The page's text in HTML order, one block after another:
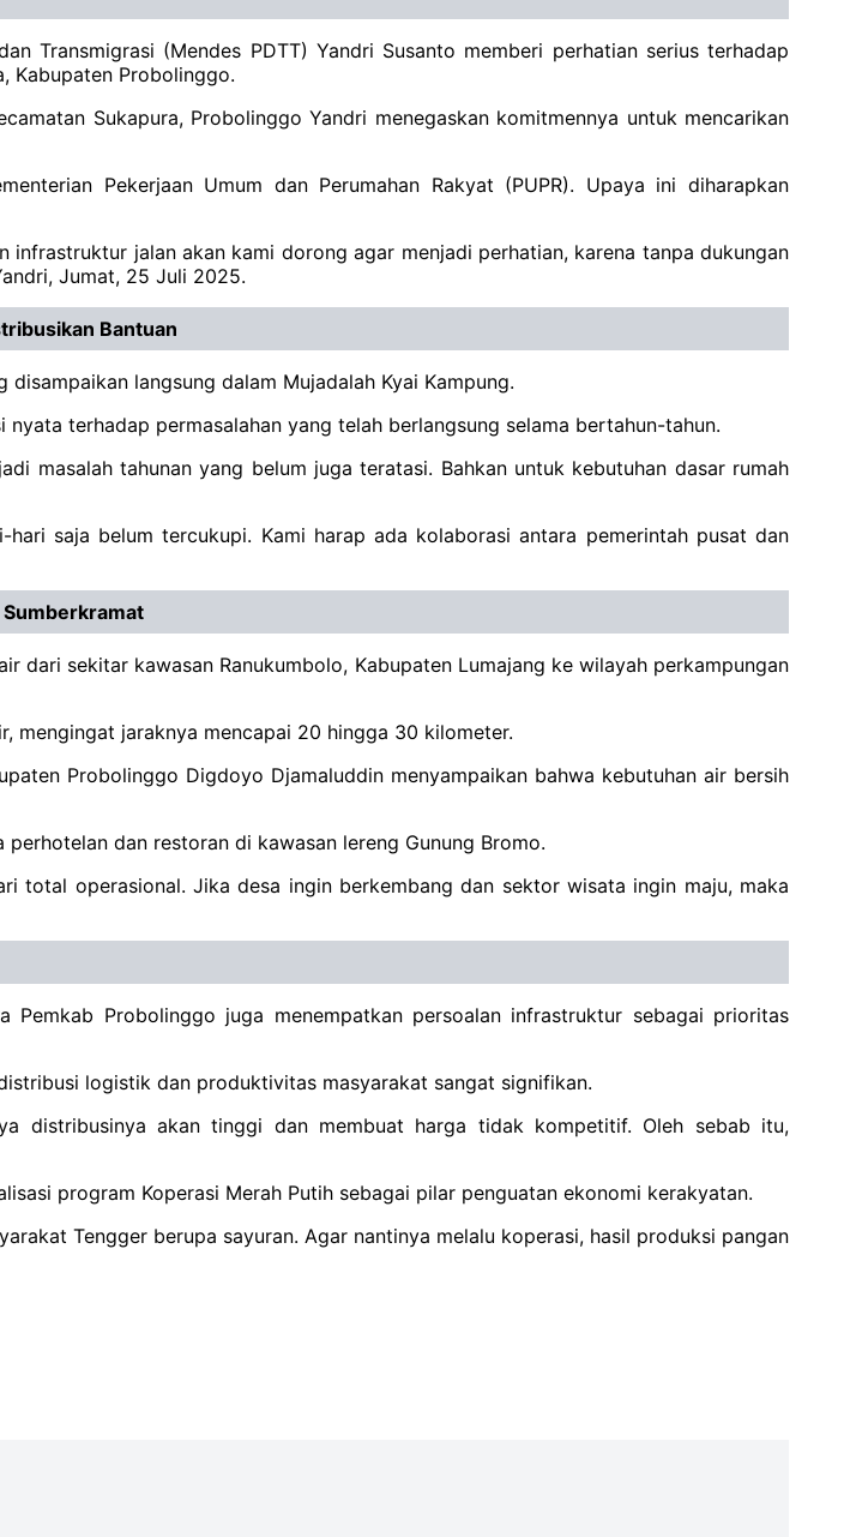
Transmigrasi (Mendes PDTT) Yandri Susanto memberi perhatian serius terhadap
Kabupaten Probolinggo.
Sukapura, Probolinggo Yandri menegaskan komitmennya untuk mencarikan
Pekerjaan Umum dan Perumahan Rakyat (PUPR). Upaya ini diharapkan
infrastruktur jalan akan kami dorong agar menjadi perhatian, karena tanpa dukungan
Jumat, 25 Juli 2025.
Bantuan
langsung dalam Mujadalah Kyai Kampung.
terhadap permasalahan yang telah berlangsung selama bertahun-tahun.
masalah tahunan yang belum juga teratasi. Bahkan untuk kebutuhan dasar rumah
saja belum tercukupi. Kami harap ada kolaborasi antara pemerintah pusat dan
dari sekitar kawasan Ranukumbolo, Kabupaten Lumajang ke wilayah perkampungan
mengingat jaraknya mencapai 20 hingga 30 kilometer.
Probolinggo Digdoyo Djamaluddin menyampaikan bahwa kebutuhan air bersih
dan restoran di kawasan lereng Gunung Bromo.
total operasional. Jika desa ingin berkembang dan sektor wisata ingin maju, maka
Pemkab Probolinggo juga menempatkan persoalan infrastruktur sebagai prioritas
logistik dan produktivitas masyarakat sangat signifikan.
distribusinya akan tinggi dan membuat harga tidak kompetitif. Oleh sebab itu,
program Koperasi Merah Putih sebagai pilar penguatan ekonomi kerakyatan.
Tengger berupa sayuran. Agar nantinya melalu koperasi, hasil produksi pangan